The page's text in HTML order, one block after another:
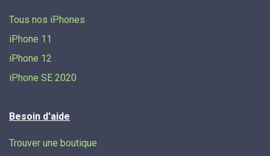
Tous nos iPhones
iPhone 11
iPhone 12
iPhone SE 2020
Besoin d'aide
Trouver une boutique